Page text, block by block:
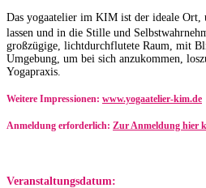
Das yogaatelier im KIM ist der ideale Ort,
lassen und in die Stille und
großzügige, lichtdurchflutete Raum, mit
Umgebung, um bei sich anzukommen,
Yogapraxis.
Weitere Impressionen: www.yogaatelier-kim.de​
Anmeldung erforderlich: Zur Anmeldung hier
Veranstaltungsdatum: